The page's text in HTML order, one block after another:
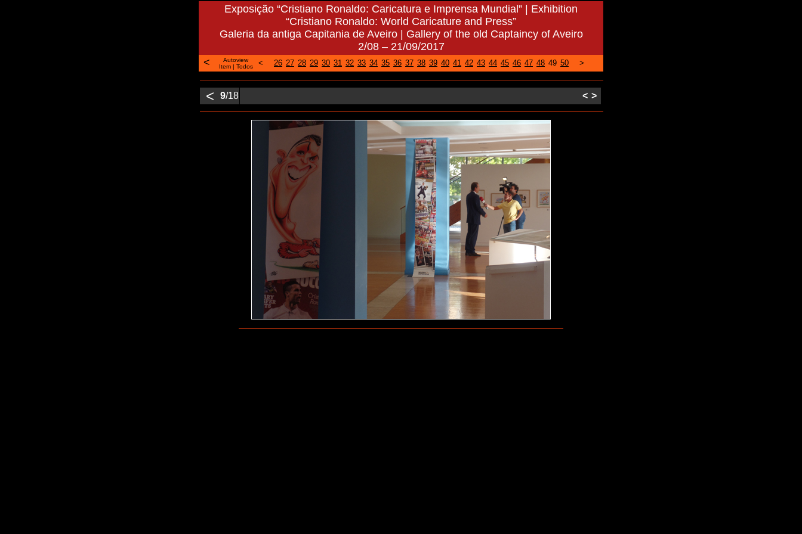
Exposição “Cristiano Ronaldo: Caricatura e Imprensa Mundial” | Exhibition
“Cristiano Ronaldo: World Caricature and Press”
Galeria da antiga Capitania de Aveiro | Gallery of the old Captaincy of Aveiro
2/08 – 21/09/2017
<
Autoview
Item| Todos < 26 27 28 29 30 31 32 33 34 35 36 37 38 39 40 41 42 43 44 45 46 47 48 49 50 >
< 9/18 < >